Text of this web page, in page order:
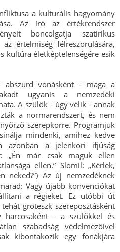
a kulturális hagyomány
Az író az értékrendszer
boncolgatja szatirikus
értelmiség félreszorulására,
kultúra életképtelenségére esik
abszurd vonásként - maga a
ugyanis a nemzedéki
A szülők - úgy vélik - annak
a normarendszert, és nem
szerepkörre. Programjuk
mindenki, amihez kedve
azonban a jelenkori ifjúság
„Én már csak maguk ellen
ellen.” Slomil: „Kérlek,
neked?”) Az új nemzedéknek
Vagy újabb konvenciókat
a régieket. Ez utóbbi út
groteszk szereposztásként
- a szülőkkel és
szabadság védelmezőivel
kibontakozik egy fonákjára